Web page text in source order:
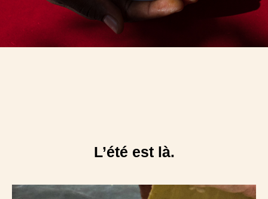
L’été est là.